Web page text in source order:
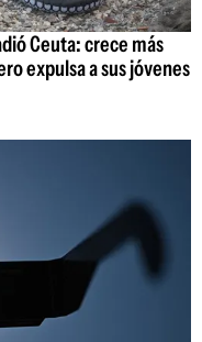
Ceuta: crece más
expulsa a sus jóvenes